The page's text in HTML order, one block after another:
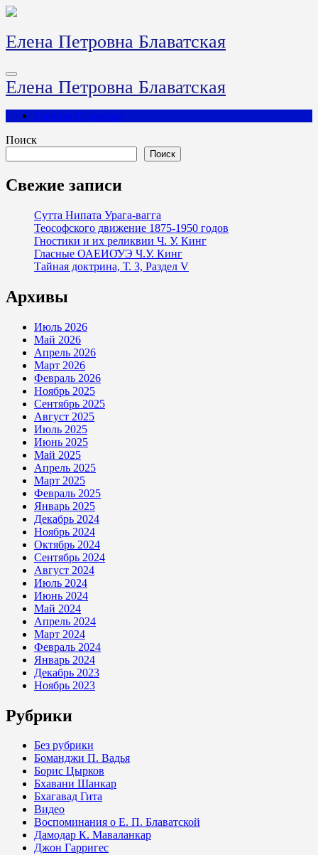
Перейти
содержимому
Елена Петровна Блаватская
Елена Петровна Блаватская
Главная Страница
Поиск
Поиск
Свежие записи
Сутта Нипата Урага-вагга
Теософского движение 1875-1950 годов
Гностики и их реликвии Ч. У. Кинг
Гласные ОАЕИО̄УЭ Ч.У. Кинг
Тайная доктрина, Т. 3, Раздел V
Архивы
Июль 2026
Май 2026
Апрель 2026
Март 2026
Февраль 2026
Ноябрь 2025
Сентябрь 2025
Август 2025
Июль 2025
Июнь 2025
Май 2025
Апрель 2025
Март 2025
Февраль 2025
Январь 2025
Декабрь 2024
Ноябрь 2024
Октябрь 2024
Сентябрь 2024
Август 2024
Июль 2024
Июнь 2024
Май 2024
Апрель 2024
Март 2024
Февраль 2024
Январь 2024
Декабрь 2023
Ноябрь 2023
Рубрики
Без рубрики
Боманджи П. Вадья
Борис Цырков
Бхавани Шанкар
Бхагавад Гита
Видео
Воспоминания о Е. П. Блаватской
Дамодар К. Маваланкар
Джон Гарригес